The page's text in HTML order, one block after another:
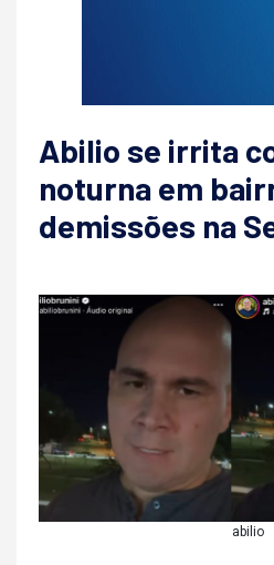
Abilio se irrita
noturna em
demissões na
abilio